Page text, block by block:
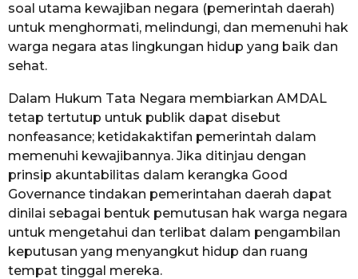
soal utama kewajiban negara (pemerintah daerah)
untuk menghormati, melindungi, dan memenuhi hak
warga negara atas lingkungan hidup yang baik dan
sehat.
Dalam Hukum Tata Negara membiarkan AMDAL
tetap tertutup untuk publik dapat disebut
nonfeasance; ketidakaktifan pemerintah dalam
memenuhi kewajibannya. Jika ditinjau dengan
prinsip akuntabilitas dalam kerangka Good
Governance tindakan pemerintahan daerah dapat
dinilai sebagai bentuk pemutusan hak warga negara
untuk mengetahui dan terlibat dalam pengambilan
keputusan yang menyangkut hidup dan ruang
tempat tinggal mereka.